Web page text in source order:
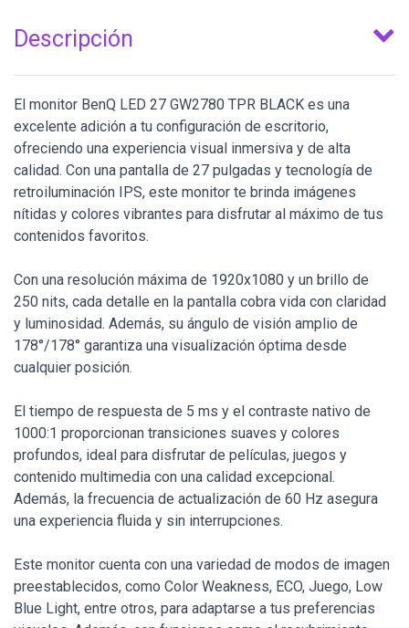
Descripción
El monitor BenQ LED 27 GW2780 TPR BLACK es una
excelente adición a tu configuración de escritorio,
ofreciendo una experiencia visual inmersiva y de alta
calidad. Con una pantalla de 27 pulgadas y tecnología de
retroiluminación IPS, este monitor te brinda imágenes
nítidas y colores vibrantes para disfrutar al máximo de tus
contenidos favoritos.
Con una resolución máxima de 1920x1080 y un brillo de
250 nits, cada detalle en la pantalla cobra vida con claridad
y luminosidad. Además, su ángulo de visión amplio de
178°/178° garantiza una visualización óptima desde
cualquier posición.
El tiempo de respuesta de 5 ms y el contraste nativo de
1000:1 proporcionan transiciones suaves y colores
profundos, ideal para disfrutar de películas, juegos y
contenido multimedia con una calidad excepcional.
Además, la frecuencia de actualización de 60 Hz asegura
una experiencia fluida y sin interrupciones.
Este monitor cuenta con una variedad de modos de imagen
preestablecidos, como Color Weakness, ECO, Juego, Low
Blue Light, entre otros, para adaptarse a tus preferencias